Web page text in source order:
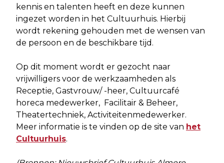
kennis en talenten heeft en deze kunnen
ingezet worden in het Cultuurhuis. Hierbij
wordt rekening gehouden met de wensen van
de persoon en de beschikbare tijd.
Op dit moment wordt er gezocht naar
vrijwilligers voor de werkzaamheden als
Receptie, Gastvrouw/ -heer, Cultuurcafé
horeca medewerker, Facilitair & Beheer,
Theatertechniek, Activiteitenmedewerker.
Meer informatie is te vinden op de site van het
Cultuurhuis.